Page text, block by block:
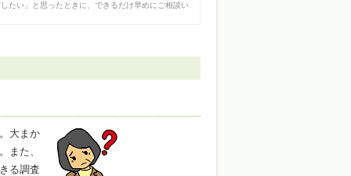
たい」と思ったときに、できるだけ早めにご相談い
大まか
また、
る調査